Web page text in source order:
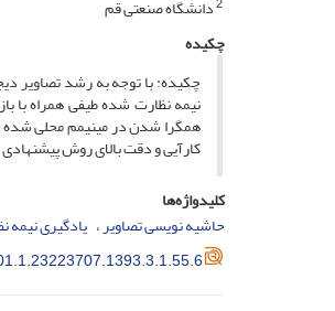
دانشگاه صنعتی قم
چکیده
چکیده: با توجه به رشد تصاویر
نیمه نظارت شده طیفی همراه با
کارآیی و دقت بالای روش
کلیدواژه‌ها
حاشیه نویسی تصاویر یادگیری نیمه